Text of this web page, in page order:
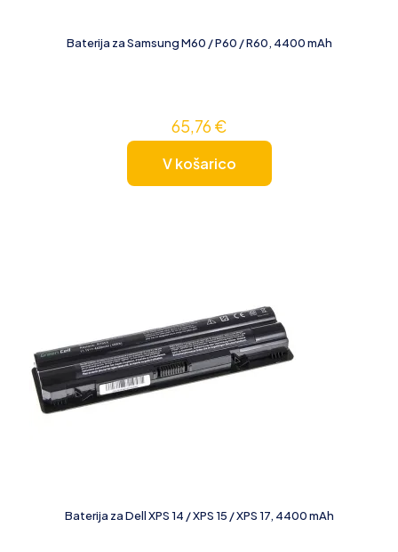
Baterija za Samsung M60 / P60 / R60, 4400 mAh
65,76€
V košarico
Baterija za Dell XPS 14 / XPS 15 / XPS 17, 4400 mAh